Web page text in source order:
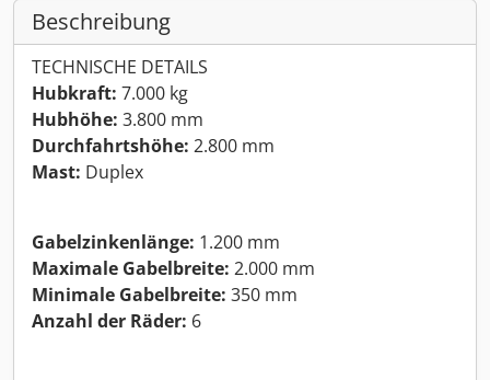
Beschreibung
TECHNISCHE DETAILS
Hubkraft: 7.000 kg
Hubhöhe: 3.800 mm
Durchfahrtshöhe: 2.800 mm
Mast: Duplex
Gabelzinkenlänge: 1.200 mm
Maximale Gabelbreite: 2.000 mm
Minimale Gabelbreite: 350 mm
Anzahl der Räder: 6